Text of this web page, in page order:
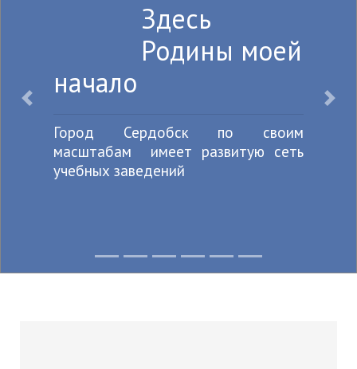
Здесь
Родины моей
начало
Город Сердобск по своим
масштабам имеет развитую сеть
учебных заведений
Назад